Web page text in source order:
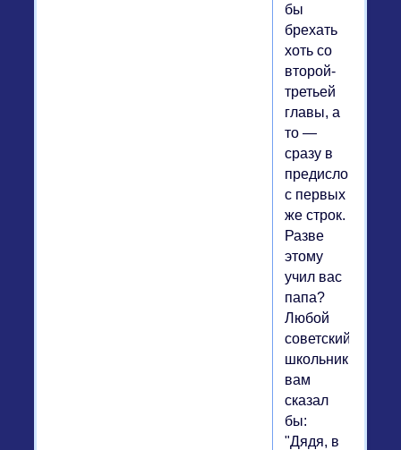
бы
брехать
хоть со
второй-
третьей
главы, а
то —
сразу в
предисловии,
с первых
же строк.
Разве
этому
учил вас
папа?
Любой
советский
школьник
вам
сказал
бы:
"Дядя, в